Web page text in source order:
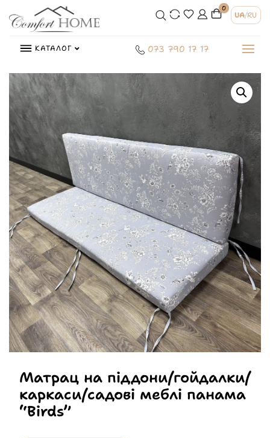
0
UA/RU
КАТАЛОГ 073 790 17 17
Матрац на піддони/гойдалки/
каркаси/садові меблі панама
“Birds”